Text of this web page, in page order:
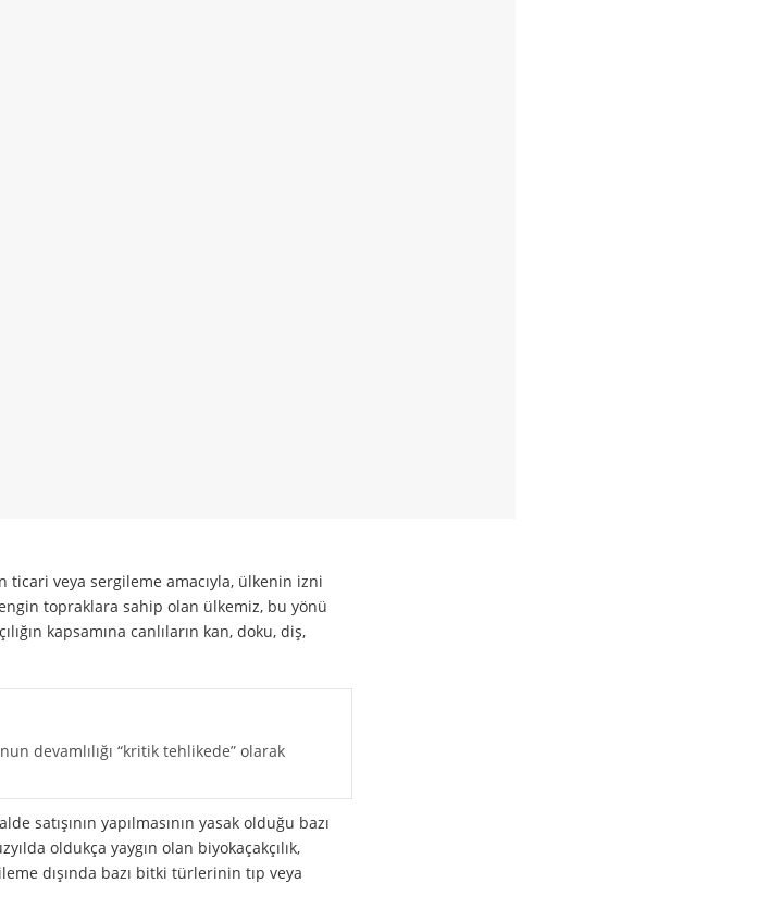
ticari veya sergileme amacıyla, ülkenin izni
topraklara sahip olan ülkemiz, bu yönü
kapsamına canlıların kan, doku, diş,
devamlılığı “kritik tehlikede” olarak
satışının yapılmasının yasak olduğu bazı
oldukça yaygın olan biyokaçakçılık,
dışında bazı bitki türlerinin tıp veya